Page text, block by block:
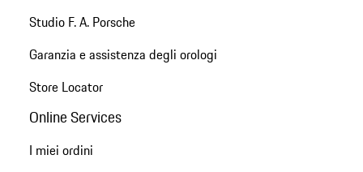
Studio F. A. Porsche
Garanzia e assistenza degli orologi
Store Locator
Online Services
I miei ordini